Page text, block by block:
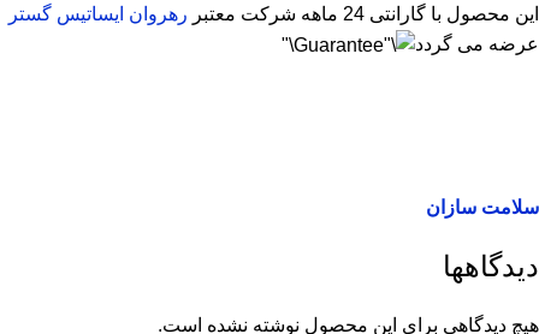
این محصول با گارانتی 24 ماهه شرکت معتبر
رهروان ایساتیس گستر
عرضه می گردد
سلامت سازان
دیدگاهها
هیچ دیدگاهی برای این محصول نوشته نشده است.